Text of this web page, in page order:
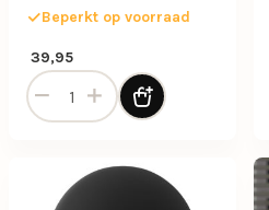
dimbaar
Beperkt op voorraad
39,95
Calex Dijon Smoke Pulse